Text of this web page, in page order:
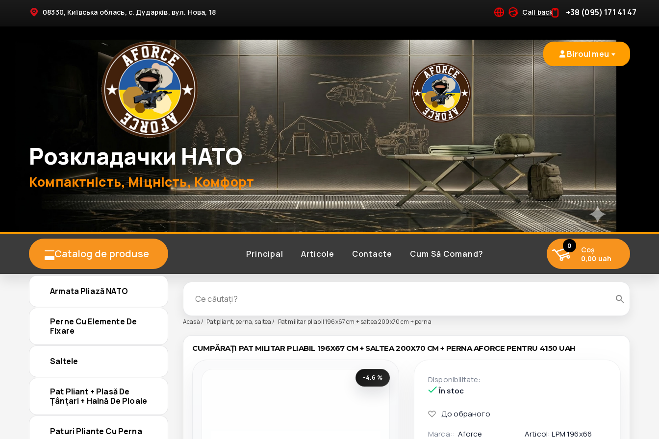
08330, Київська облась, с. Дударків, вул. Нова, 18 Call back +38 (095) 171 41 47
Розкладачки НАТО
Компактність, Міцність, Комфорт
Biroul meu
Catalog de produse Principal Articole Contacte Cum Să Comand?
0
Coş
0,00 uah
Armata Pliază NATO
Perne Cu Elemente De
Fixare
Saltele
Pat Pliant + Plasă De
Țânțari + Haină De Ploaie
Paturi Pliante Cu Perna
Acasă Pat pliant, perna, saltea Pat militar pliabil 196x67 cm + saltea 200x70 cm + perna
CUMPĂRAȚI PAT MILITAR PLIABIL 196X67 CM + SALTEA 200X70 CM + PERNA AFORCE PENTRU 4150 UAH
-4.6 %
Disponibilitate:
În stoc
Marca:: Aforce Articol: LPM 196x66